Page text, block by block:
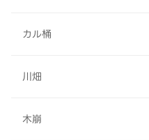
カル桶
川畑
木崩